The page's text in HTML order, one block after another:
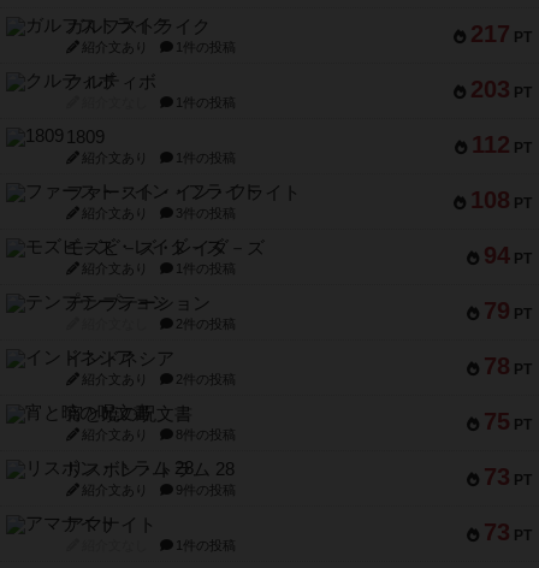
217 PT
ガルフストライク
紹介文あり 1件の投稿
203 PT
クルティボ
1件の投稿
112 PT
1809
紹介文あり 1件の投稿
108 PT
ファースト・イン・フライト
紹介文あり 3件の投稿
94 PT
モズビ－ズ・レイダ－ズ
紹介文あり 1件の投稿
79 PT
テンプテーション
2件の投稿
78 PT
インドネシア
紹介文あり 2件の投稿
75 PT
宵と暁の呪文書
紹介文あり 8件の投稿
73 PT
リスボン・トラム 28
紹介文あり 9件の投稿
73 PT
アマナイト
1件の投稿